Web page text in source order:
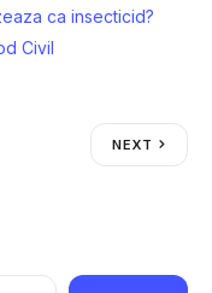
ca insecticid?
Civil
NEXT